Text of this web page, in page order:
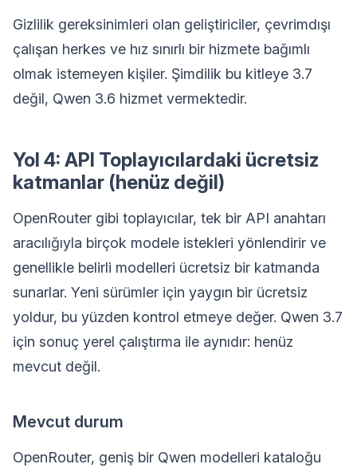
Gizlilik gereksinimleri olan geliştiriciler, çevrimdışı
çalışan herkes ve hız sınırlı bir hizmete bağımlı
olmak istemeyen kişiler. Şimdilik bu kitleye 3.7
değil, Qwen 3.6 hizmet vermektedir.
Yol 4: API Toplayıcılardaki ücretsiz
katmanlar (henüz değil)
OpenRouter gibi toplayıcılar, tek bir API anahtarı
aracılığıyla birçok modele istekleri yönlendirir ve
genellikle belirli modelleri ücretsiz bir katmanda
sunarlar. Yeni sürümler için yaygın bir ücretsiz
yoldur, bu yüzden kontrol etmeye değer. Qwen 3.7
için sonuç yerel çalıştırma ile aynıdır: henüz
mevcut değil.
Mevcut durum
OpenRouter, geniş bir Qwen modelleri kataloğu